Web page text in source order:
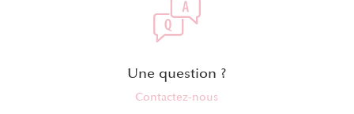
Une question ?
Contactez-nous